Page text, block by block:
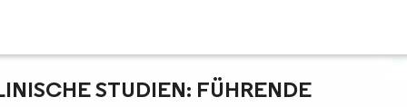
STUDIEN: FÜHRENDE